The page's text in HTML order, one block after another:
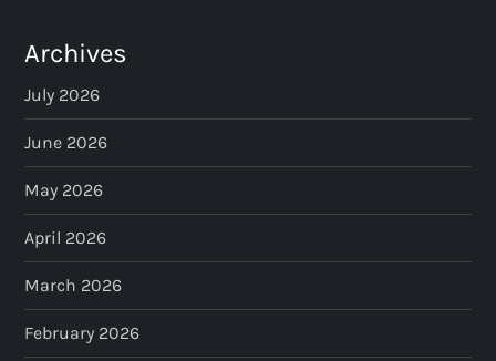
Archives
July 2026
June 2026
May 2026
April 2026
March 2026
February 2026